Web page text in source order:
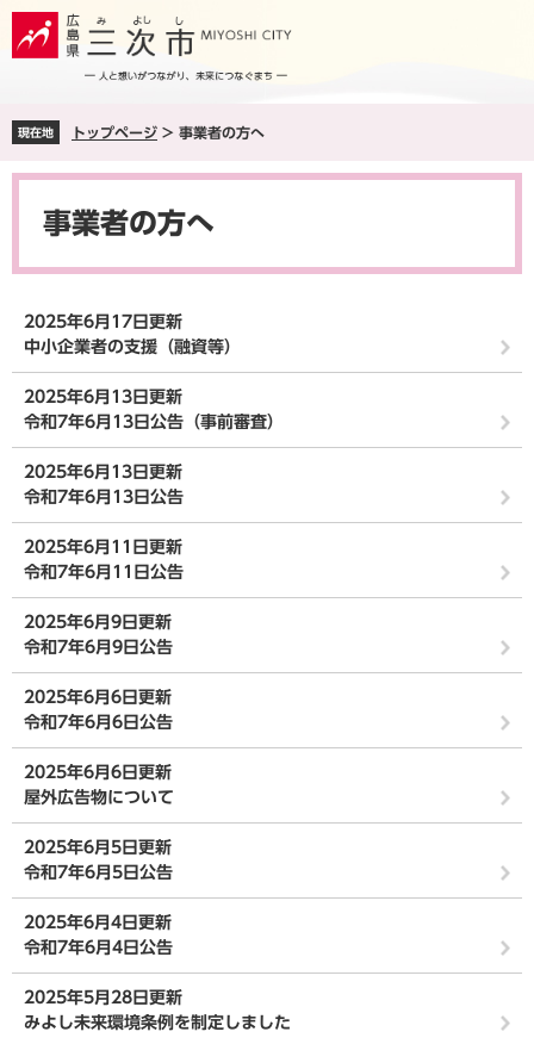
ペ
ジ
メ
ュ
現在地 トップページ > 事業者の方へ
本
事業者の方へ
2025年6月17日更新
中小企業者の支援（融資等）
2025年6月13日更新
令和7年6月13日公告（事前審査）
2025年6月13日更新
令和7年6月13日公告
2025年6月11日更新
令和7年6月11日公告
2025年6月9日更新
令和7年6月9日公告
2025年6月6日更新
令和7年6月6日公告
2025年6月6日更新
屋外広告物について
2025年6月5日更新
令和7年6月5日公告
2025年6月4日更新
令和7年6月4日公告
2025年5月28日更新
みよし未来環境条例を制定しました